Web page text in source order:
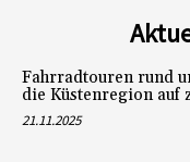
Fahrradtouren rund
die Küstenregion auf
21.11.2025